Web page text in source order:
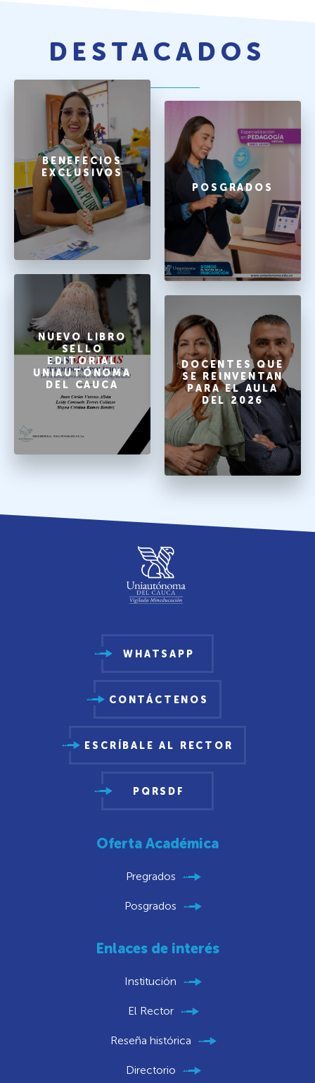
DESTACADOS
BENEFECIOS
EXCLUSIVOS
POSGRADOS
NUEVO LIBRO
SELLO
EDITORIAL
UNIAUTÓNOMA
DEL CAUCA
DOCENTES QUE
SE REINVENTAN
PARA EL AULA
DEL 2026
WHATSAPP
CONTÁCTENOS
ESCRÍBALE AL RECTOR
PQRSDF
Oferta Académica
Pregrados
Posgrados
Enlaces de interés
Institución
El Rector
Reseña histórica
Directorio